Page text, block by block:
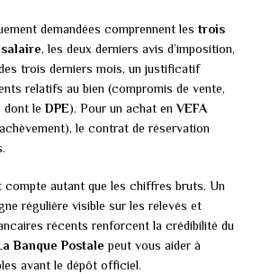
demandées comprennent les trois
, les deux derniers avis d’imposition,
trois derniers mois, un justificatif
relatifs au bien (compromis de vente,
dont le DPE). Pour un achat enVEFA
le contrat de réservation
compte autant que les chiffres bruts. Un
régulière visible sur les relevés et
récents renforcent la crédibilité du
Banque Postale peut vous aider à
avant le dépôt officiel.